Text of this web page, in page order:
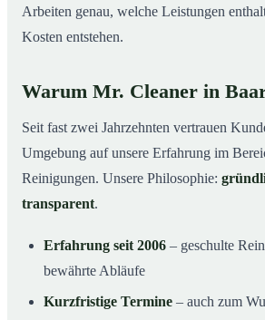
Arbeiten genau, welche Leistungen
Kosten entstehen.
Warum Mr. Cleaner in
Seit fast zwei Jahrzehnten vertrauen
Umgebung auf unsere Erfahrung im
Reinigungen. Unsere Philosophie:
transparent.
Erfahrung seit 2006 – geschulte
bewährte Abläufe
Kurzfristige Termine – auch zum